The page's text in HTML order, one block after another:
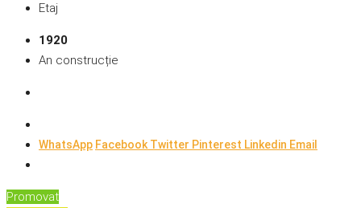
Etaj
1920
An construcție
WhatsApp FacebookTwitter Pinterest Linkedin Email
Promovat